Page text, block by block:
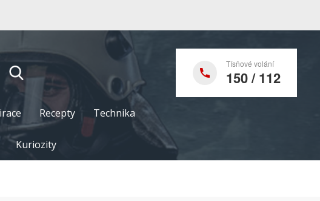
Tísňové volání
150 / 112
Recepty Technika
Kuriozity